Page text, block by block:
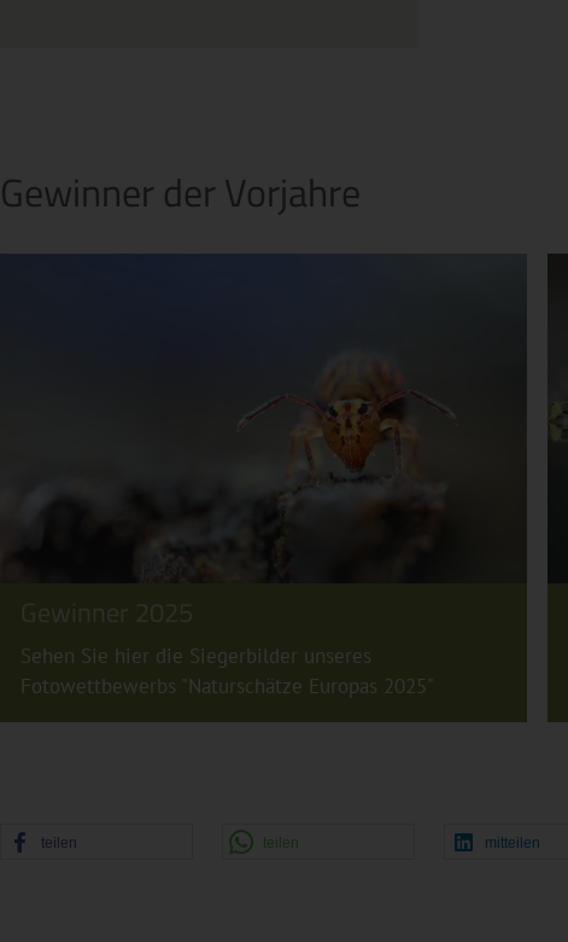
Gewinner der Vorjahre
Gewinner 2025
Sehen Sie hier die Siegerbilder unseres
Fotowettbewerbs "Naturschätze Europas 2025"
teilen teilen mitteilen